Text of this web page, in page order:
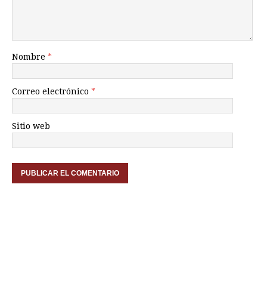
Nombre *
Correo electrónico *
Sitio web